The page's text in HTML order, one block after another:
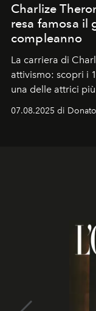
Charlize
resa famosa il
compleanno
La carriera di
attivismo: scopri i
una delle attrici
07.08.2025 di